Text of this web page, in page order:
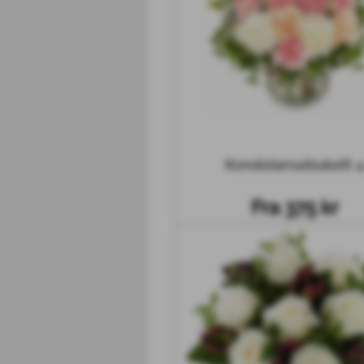
Kondolansebukett 4
Fra 375 kr